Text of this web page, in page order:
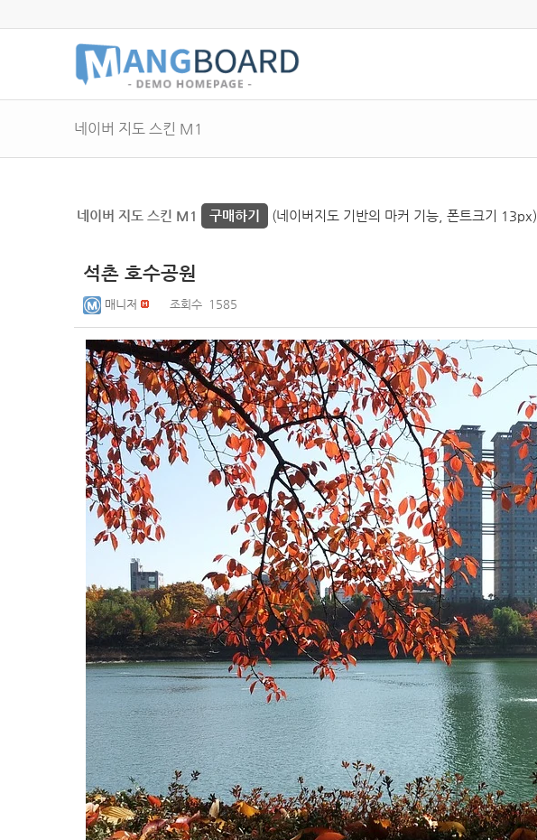
네이버 지도 스킨 M1
네이버 지도 스킨 M1 구매하기 (네이버지도 기반의 마커 기능, 폰트크기 13px)
석촌 호수공원
매니저 조회수 1585